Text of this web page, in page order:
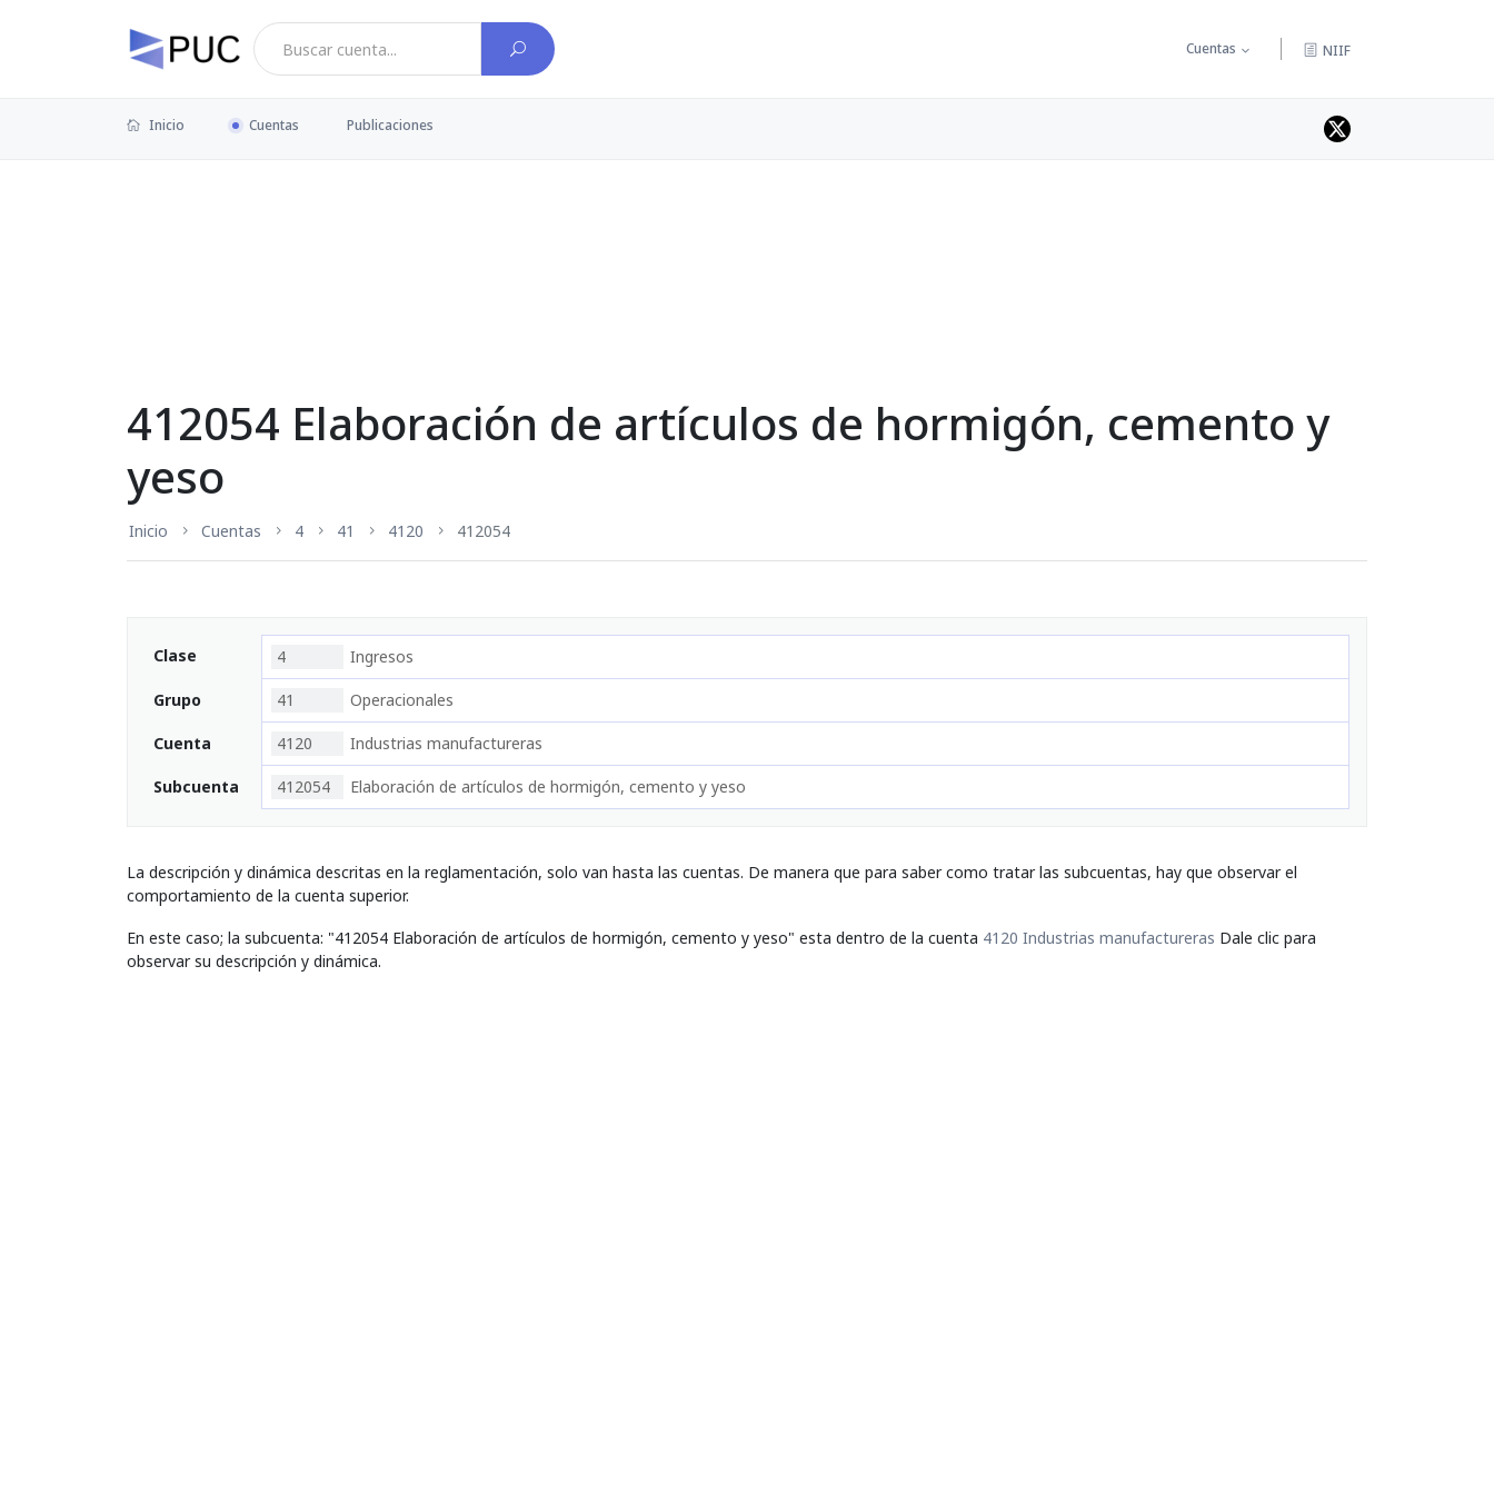
Cuentas NIIF
Inicio Cuentas Publicaciones
412054 Elaboración de artículos de hormigón, cemento y
yeso
Inicio Cuentas 4 41 4120 412054
Clase 4 Ingresos
Grupo 41 Operacionales
Cuenta 4120 Industrias manufactureras
Subcuenta 412054 Elaboración de artículos de hormigón, cemento y yeso
La descripción y dinámica descritas en la reglamentación, solo van hasta las cuentas. De manera que para saber como tratar las subcuentas, hay que observar el
comportamiento de la cuenta superior.
En este caso; la subcuenta: "412054 Elaboración de artículos de hormigón, cemento y yeso" esta dentro de la cuenta 4120 Industrias manufactureras Dale clic para
observar su descripción y dinámica.